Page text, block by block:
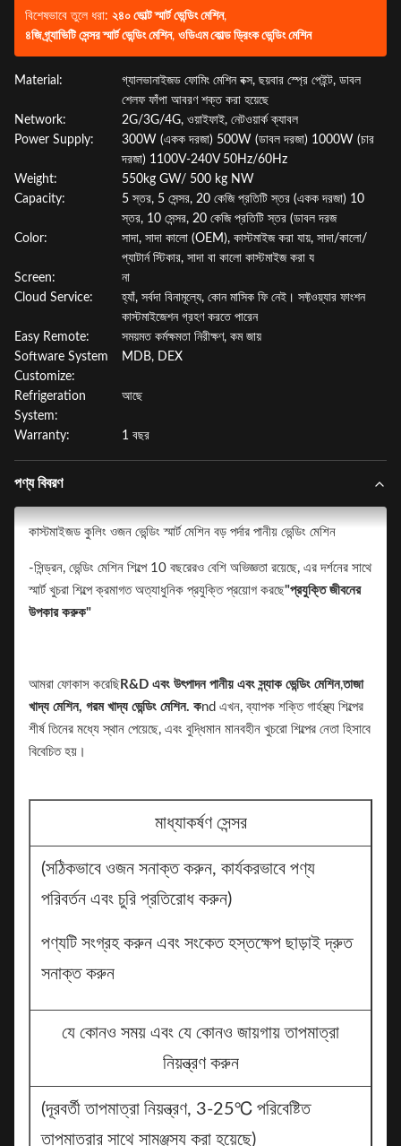
বিশেষভাবে তুলে ধরা: ২৪০ ভোল্ট স্মার্ট ভেন্ডিং মেশিন,
৪জি গ্র্যাভিটি সেন্সর স্মার্ট ভেন্ডিং মেশিন, ওডিএম কোল্ড ড্রিংক ভেন্ডিং মেশিন
Material:
গ্যালভানাইজড ফোমিং মেশিন বক্স, ছয়বার স্প্রে পেইন্ট, ডাবল
শেলফ ফাঁপা আবরণ শক্ত করা হয়েছে
Network:
2G/3G/4G, ওয়াইফাই, নেটওয়ার্ক ক্যাবল
Power Supply:
300W (একক দরজা) 500W (ডাবল দরজা) 1000W (চার
দরজা) 1100V-240V 50Hz/60Hz
Weight:
550kg GW/ 500 kg NW
Capacity:
5 স্তর, 5 সেন্সর, 20 কেজি প্রতিটি স্তর (একক দরজা) 10
স্তর, 10 সেন্সর, 20 কেজি প্রতিটি স্তর (ডাবল দরজ
Color:
সাদা, সাদা কালো (OEM), কাস্টমাইজ করা যায়, সাদা/কালো/
প্যাটার্ন স্টিকার, সাদা বা কালো কাস্টমাইজ করা য
Screen:
না
Cloud Service:
হ্যাঁ, সর্বদা বিনামূল্যে, কোন মাসিক ফি নেই। সফ্টওয়্যার ফাংশন
কাস্টমাইজেশন গ্রহণ করতে পারেন
Easy Remote:
সময়মত কর্মক্ষমতা নিরীক্ষণ, কম জায়
Software System
Customize:
MDB, DEX
Refrigeration
System:
আছে
Warranty: 1 বছর
পণ্য বিবরণ
কাস্টমাইজড কুলিং ওজন ভেন্ডিং স্মার্ট মেশিন বড় পর্দার পানীয় ভেন্ডিং মেশিন
-সিন্ড্রন, ভেন্ডিং মেশিন শিল্পে 10 বছরেরও বেশি অভিজ্ঞতা রয়েছে, এর দর্শনের সাথে
স্মার্ট খুচরা শিল্পে ক্রমাগত অত্যাধুনিক প্রযুক্তি প্রয়োগ করছে"প্রযুক্তি জীবনের
উপকার করুক"
আমরা ফোকাস করেছি R&D এবং উৎপাদন পানীয় এবং স্ন্যাক ভেন্ডিং মেশিন,তাজা
খাদ্য মেশিন, গরম খাদ্য ভেন্ডিং মেশিন. কnd এখন, ব্যাপক শক্তি গার্হস্থ্য শিল্পের
শীর্ষ তিনের মধ্যে স্থান পেয়েছে, এবং বুদ্ধিমান মানবহীন খুচরো শিল্পের নেতা হিসাবে
বিবেচিত হয়।
মাধ্যাকর্ষণ সেন্সর
(সঠিকভাবে ওজন সনাক্ত করুন, কার্যকরভাবে পণ্য
পরিবর্তন এবং চুরি প্রতিরোধ করুন)
পণ্যটি সংগ্রহ করুন এবং সংকেত হস্তক্ষেপ ছাড়াই দ্রুত
সনাক্ত করুন
যে কোনও সময় এবং যে কোনও জায়গায় তাপমাত্রা
নিয়ন্ত্রণ করুন
(দূরবর্তী তাপমাত্রা নিয়ন্ত্রণ, 3-25℃ পরিবেষ্টিত
তাপমাত্রার সাথে সামঞ্জস্য করা হয়েছে)